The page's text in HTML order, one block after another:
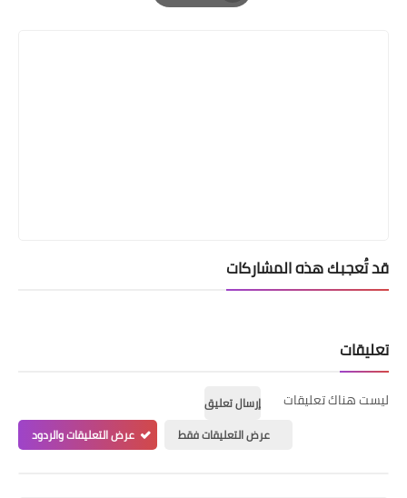
Print
قد تُعجبك هذه المشاركات
تعليقات
ليست هناك تعليقات
إرسال تعليق
عرض التعليقات فقط
عرض التعليقات والردود